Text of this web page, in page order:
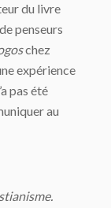
du livre
penseurs
chez
expérience
pas été
au